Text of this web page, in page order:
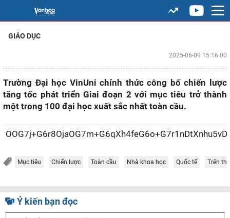
GIÁO DỤC
2025-06-09 15:16:00
Trường Đại học VinUni chính thức công bố chiến lược
tăng tốc phát triển Giai đoạn 2 với mục tiêu trở thành
một trong 100 đại học xuất sắc nhất toàn cầu.
Mục tiêu Chiến lược Toàn cầu Nhà khoa học Quốc tế Trên
Ý kiến bạn đọc